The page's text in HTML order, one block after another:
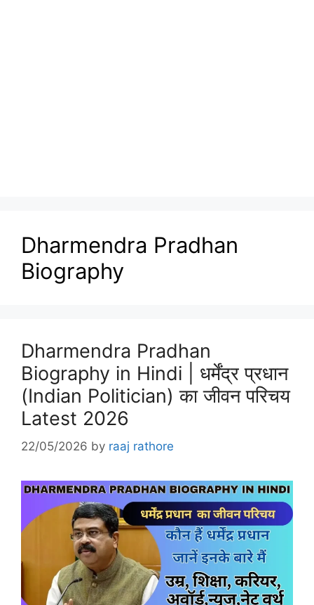
Dharmendra Pradhan
Biography
Dharmendra Pradhan
Biography in Hindi | धर्मेंद्र प्रधान
(Indian Politician) का जीवन परिचय
Latest 2026
22/05/2026 by raaj rathore